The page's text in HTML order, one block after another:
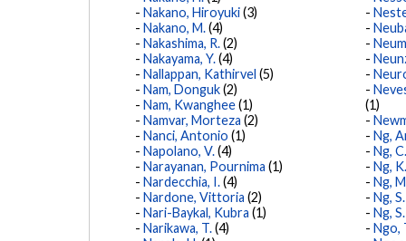
Nakano, Hiroyuki(3)
Nakano, M.(4)
Nakashima, R.(2)
Nakayama, Y.(4)
Nallappan, Kathirvel (5)
Nam, Donguk(2)
Nam, Kwanghee(1)
Namvar, Morteza (2)
Nanci, Antonio (1)
Napolano, V.(4)
Narayanan, Pournima (1)
Nardecchia, I.(4)
Nardone, Vittoria (2)
Nari-Baykal, Kubra (1)
Narikawa, T.(4)
(1)
Ng,
Ng,
Ng,
Ng,
Ng, S.
Ng,
Ngo,